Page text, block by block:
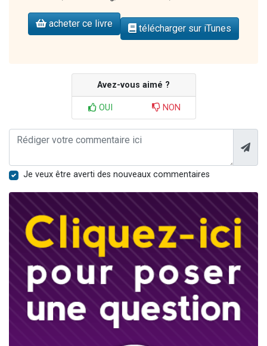
acheter ce livre télécharger sur iTunes
Avez-vous aimé ?
OUI NON
Je veux être averti des nouveaux commentaires